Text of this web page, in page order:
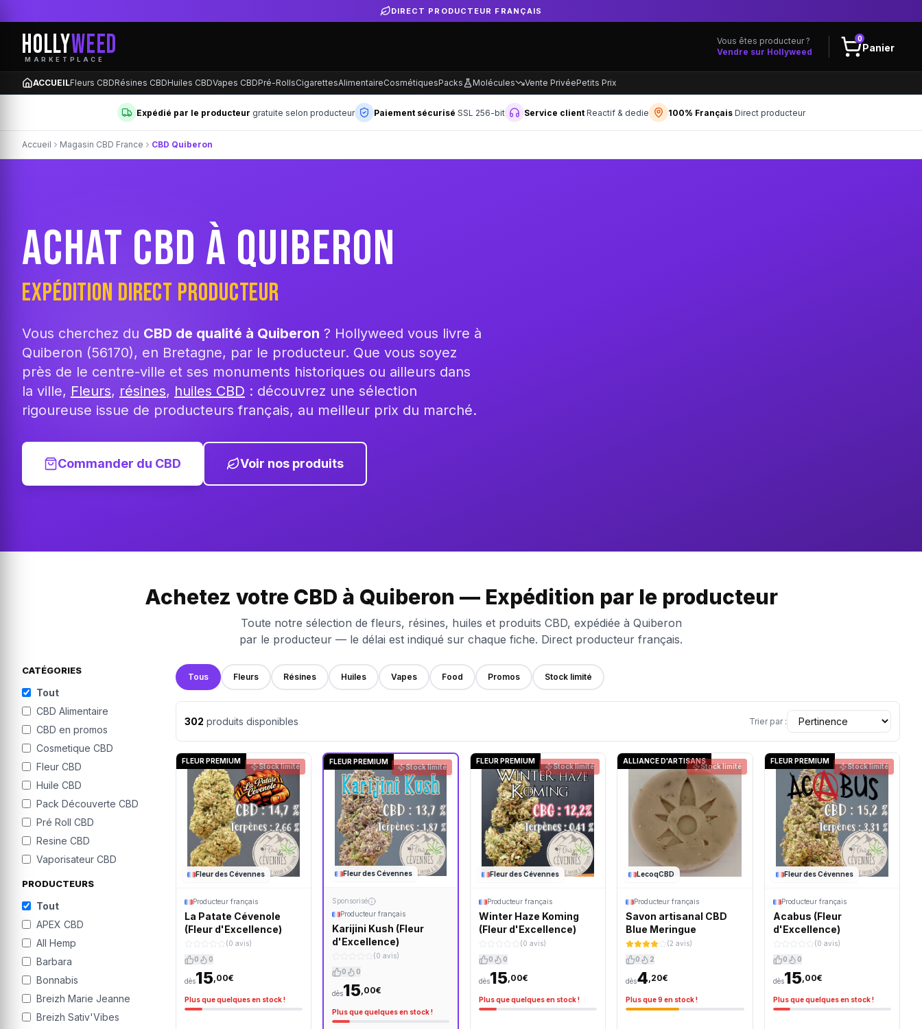
HOLLYWEED
MARKETPLACE
Vous êtes producteur ?
Vendre sur Hollyweed
0
Panier
ACCUEILFleurs CBDRésines CBDHuiles CBDVapes CBDPré-RollsCigarettesAlimentaireCosmétiquesPacks Molécules Vente PrivéePetits Prix
Expédié par le producteur gratuite selon producteur Paiement sécurisé SSL 256-bit Service client Reactif & dedie 100% Français Direct producteur
Accueil Magasin CBD France CBD Quiberon
ACHAT CBD À QUIBERON
EXPÉDITION DIRECT PRODUCTEUR
Vous cherchez du CBD de qualité à Quiberon ? Hollyweed vous livre à
Quiberon (56170), en Bretagne, par le producteur. Que vous soyez
près de le centre-ville et ses monuments historiques ou ailleurs dans
la ville, Fleurs, résines, huiles CBD : découvrez une sélection
rigoureuse issue de producteurs français, au meilleur prix du marché.
Commander du CBD Voir nos produits
Achetez votre CBD à Quiberon — Expédition par le producteur
Toute notre sélection de fleurs, résines, huiles et produits CBD, expédiée à Quiberon
par le producteur — le délai est indiqué sur chaque fiche. Direct producteur français.
CATÉGORIES
Tout
CBD Alimentaire
CBD en promos
Cosmetique CBD
Fleur CBD
Huile CBD
Pack Découverte CBD
Pré Roll CBD
Resine CBD
Vaporisateur CBD
PRODUCTEURS
Tout
APEX CBD
All Hemp
Barbara
Bonnabis
Breizh Marie Jeanne
Breizh Sativ'Vibes
Tous Fleurs Résines Huiles Vapes Food Promos Stock limité
302 produits disponibles Trier par :
Stock limité
FLEUR PREMIUM
Fleur des Cévennes
Producteur français
La Patate Cévenole
(Fleur d'Excellence)
(0 avis)
0
0
dès15,00€
Plus que quelques en stock !
Stock limité
FLEUR PREMIUM
Fleur des Cévennes
Sponsorisé
Producteur français
Karijini Kush (Fleur
d'Excellence)
(0 avis)
0
0
dès15,00€
Plus que quelques en stock !
Stock limité
FLEUR PREMIUM
Fleur des Cévennes
Producteur français
Winter Haze Koming
(Fleur d'Excellence)
(0 avis)
0
0
dès15,00€
Plus que quelques en stock !
Stock limité
ALLIANCE D'ARTISANS
LecoqCBD
Producteur français
Savon artisanal CBD
Blue Meringue
(2 avis)
0
2
dès4,20€
Plus que 9 en stock !
Stock limité
FLEUR PREMIUM
Fleur des Cévennes
Producteur français
Acabus (Fleur
d'Excellence)
(0 avis)
0
0
dès15,00€
Plus que quelques en stock !